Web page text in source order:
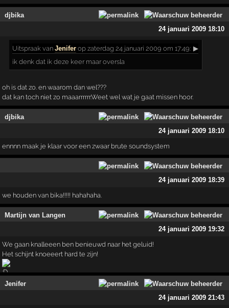
djbika
24 januari 2009 18:10
Uitspraak vanJenifer op zaterdag 24 januari 2009 om 17:49: ▶
ik denk dat ik deze keer maar oversla
oh is dat zo. en waarom dan wel???
dat kan toch niet zo maaarrrrrr.Weet wel wat je gaat missen hoor.
djbika
24 januari 2009 18:10
ennnn maak je klaar voor een zwaar brute soundsystem
24 januari 2009 18:39
we houden van bika!!!!! hahahaha.
Martijn van Langen
24 januari 2009 19:32
We gaan knalleeen ben benieuwd naar het geluid!
Het schijnt knoeeert hard te zijn!
Jenifer
24 januari 2009 21:43